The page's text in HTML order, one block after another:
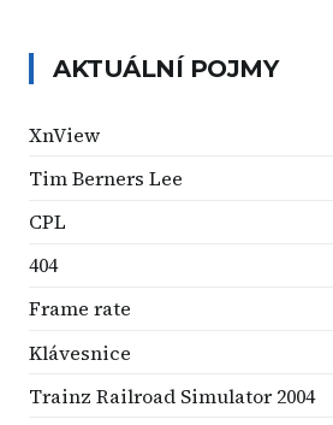
AKTUÁLNÍ POJMY
XnView
Tim Berners Lee
CPL
404
Frame rate
Klávesnice
Trainz Railroad Simulator 2004